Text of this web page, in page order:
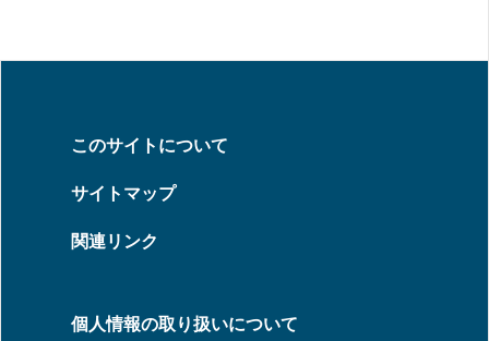
このサイトについて
サイトマップ
関連リンク
個人情報の取り扱いについて